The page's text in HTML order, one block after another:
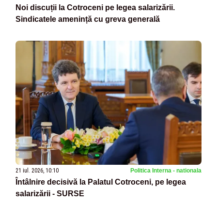
Noi discuții la Cotroceni pe legea salarizării.
Sindicatele amenință cu greva generală
21 iul. 2026, 10:10 Politica Interna - nationala
Întâlnire decisivă la Palatul Cotroceni, pe legea
salarizării - SURSE